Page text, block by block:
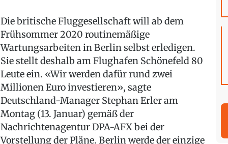
Die britische Fluggesellschaft will ab dem
Frühsommer 2020 routinemäßige
Wartungsarbeiten in Berlin selbst erledigen.
Sie stellt deshalb am Flughafen Schönefeld 80
Leute ein. «Wir werden dafür rund zwei
Millionen Euro investieren», sagte
Deutschland-Manager Stephan Erler am
Montag (13. Januar) gemäß der
Nachrichtenagentur DPA-AFX bei der
Vorstellung der Pläne. Berlin werde der einzige